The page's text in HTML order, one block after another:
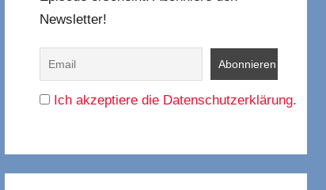
Newsletter!
Ich akzeptiere die Datenschutzerklärung.